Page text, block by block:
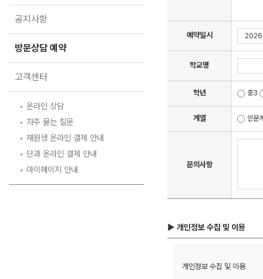
고객센터
온라인 상담
자주 묻는 질문
마이페이지 안내
공지사항
방문상담 예약
고객센터
온라인 상담
자주 묻는 질문
재원생 온라인 결제 안내
단과 온라인 결제 안내
마이페이지 안내
예약일시
학교명
학년 중3
계열 인문
문의사항
▶ 개인정보 수집 및 이용
개인정보 수집 및 이용